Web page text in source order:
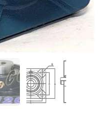
2
Mostra diapositiva 3
Mostra